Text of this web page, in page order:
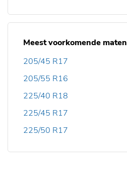
Meest voorkomende maten
205/45 R17
205/55 R16
225/40 R18
225/45 R17
225/50 R17